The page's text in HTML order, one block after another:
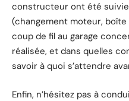
constructeur ont été
(changement moteur,
coup de fil au garage
réalisée, et dans quelles
savoir à quoi s’attendre
Enfin, n’hésitez pas à